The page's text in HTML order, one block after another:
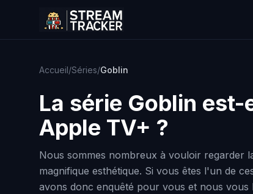
Accueil/Séries/Goblin
La série Goblin est-
Apple TV+ ?
Nous sommes nombreux à vouloir regarder
magnifique esthétique. Si vous êtes l'un de
avons donc enquêté pour vous et nous vous